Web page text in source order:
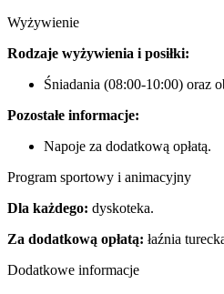
Wyżywienie
Rodzaje wyżywienia i posiłki:
Śniadania (08:00-10:00) oraz
Pozostałe informacje:
Napoje za dodatkową opłatą.
Program sportowy i animacyjny
Dla każdego: dyskoteka.
Za dodatkową opłatą: łaźnia
Dodatkowe informacje